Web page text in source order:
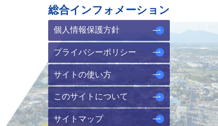
総合インフォメーション
個人情報保護方針
プライバシーポリシー
サイトの使い方
このサイトについて
サイトマップ